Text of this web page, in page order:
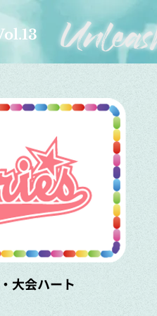
大会ハート